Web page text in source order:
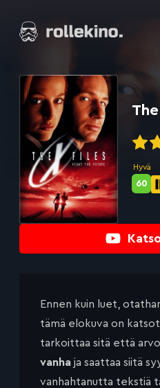
suoraan
Elokuvat ja elokuva-arviot | Rollekino.fi
jälkeen.
Hyvä
60
Ennen kuin luet,
tämä elokuva on
tarkoittaa sitä että
vanha ja saattaa siitä
vanhahtanutta tekstiä